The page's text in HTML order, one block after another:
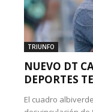
TRIUNFO
NUEVO DT
DEPORTES
El cuadro